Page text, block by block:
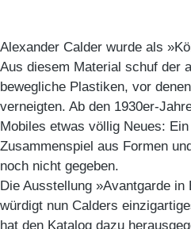
Alexander Calder wurde als
Aus diesem Material schuf der
bewegliche Plastiken, vor
verneigten. Ab den 1930er-
Mobiles etwas völlig Neues:
Zusammenspiel aus Formen
noch nicht gegeben.
Die Ausstellung »Avantgarde
würdigt nun Calders
hat den Katalog dazu